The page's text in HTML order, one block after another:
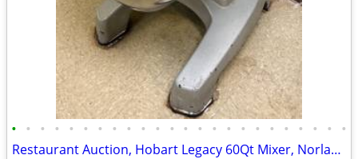
• • • • • • • • • • • • • • • • • • • • • • • •
Restaurant Auction, Hobart Legacy 60Qt Mixer, Norlake Walk-in Freezer